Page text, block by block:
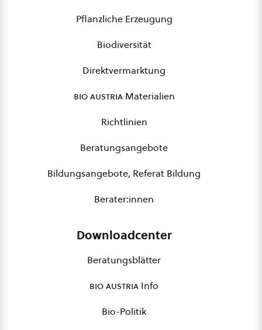
Pflanzliche Erzeugung
Biodiversität
Direktvermarktung
bio austriaMaterialien
Richtlinien
Beratungsangebote
Bildungsangebote, Referat Bildung
Berater:innen
Downloadcenter
Beratungsblätter
bio austria Info
Bio-Politik